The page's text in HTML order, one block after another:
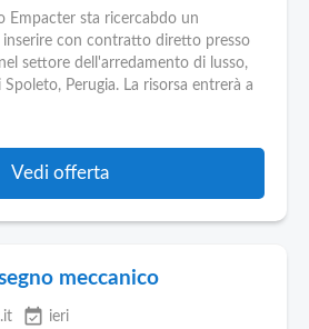
Empacter sta ricercabdo un
inserire con contratto diretto presso
settore dell'arredamento di lusso,
Perugia. La risorsa entrerà a
Vedi offerta
meccanico
event_available ieri